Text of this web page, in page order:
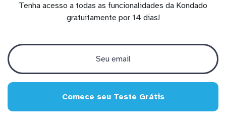
Tenha acesso a todas as funcionalidades da Kondado
gratuitamente por 14 dias!
Comece seu Teste Grátis